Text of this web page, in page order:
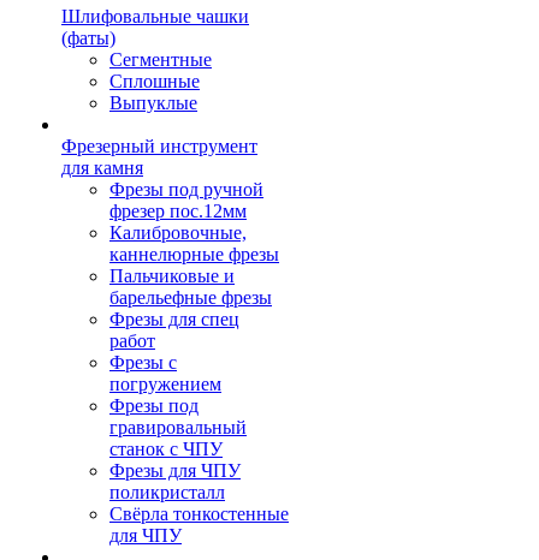
Шлифовальные чашки
(фаты)
Сегментные
Сплошные
Выпуклые
Фрезерный инструмент
для камня
Фрезы под ручной
фрезер пос.12мм
Калибровочные,
каннелюрные фрезы
Пальчиковые и
барельефные фрезы
Фрезы для спец
работ
Фрезы с
погружением
Фрезы под
гравировальный
станок с ЧПУ
Фрезы для ЧПУ
поликристалл
Свёрла тонкостенные
для ЧПУ